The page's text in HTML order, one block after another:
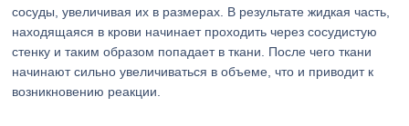
сосуды, увеличивая их в размерах. В результате жидкая часть,
находящаяся в крови начинает проходить через сосудистую
стенку и таким образом попадает в ткани. После чего ткани
начинают сильно увеличиваться в объеме, что и приводит к
возникновению реакции.